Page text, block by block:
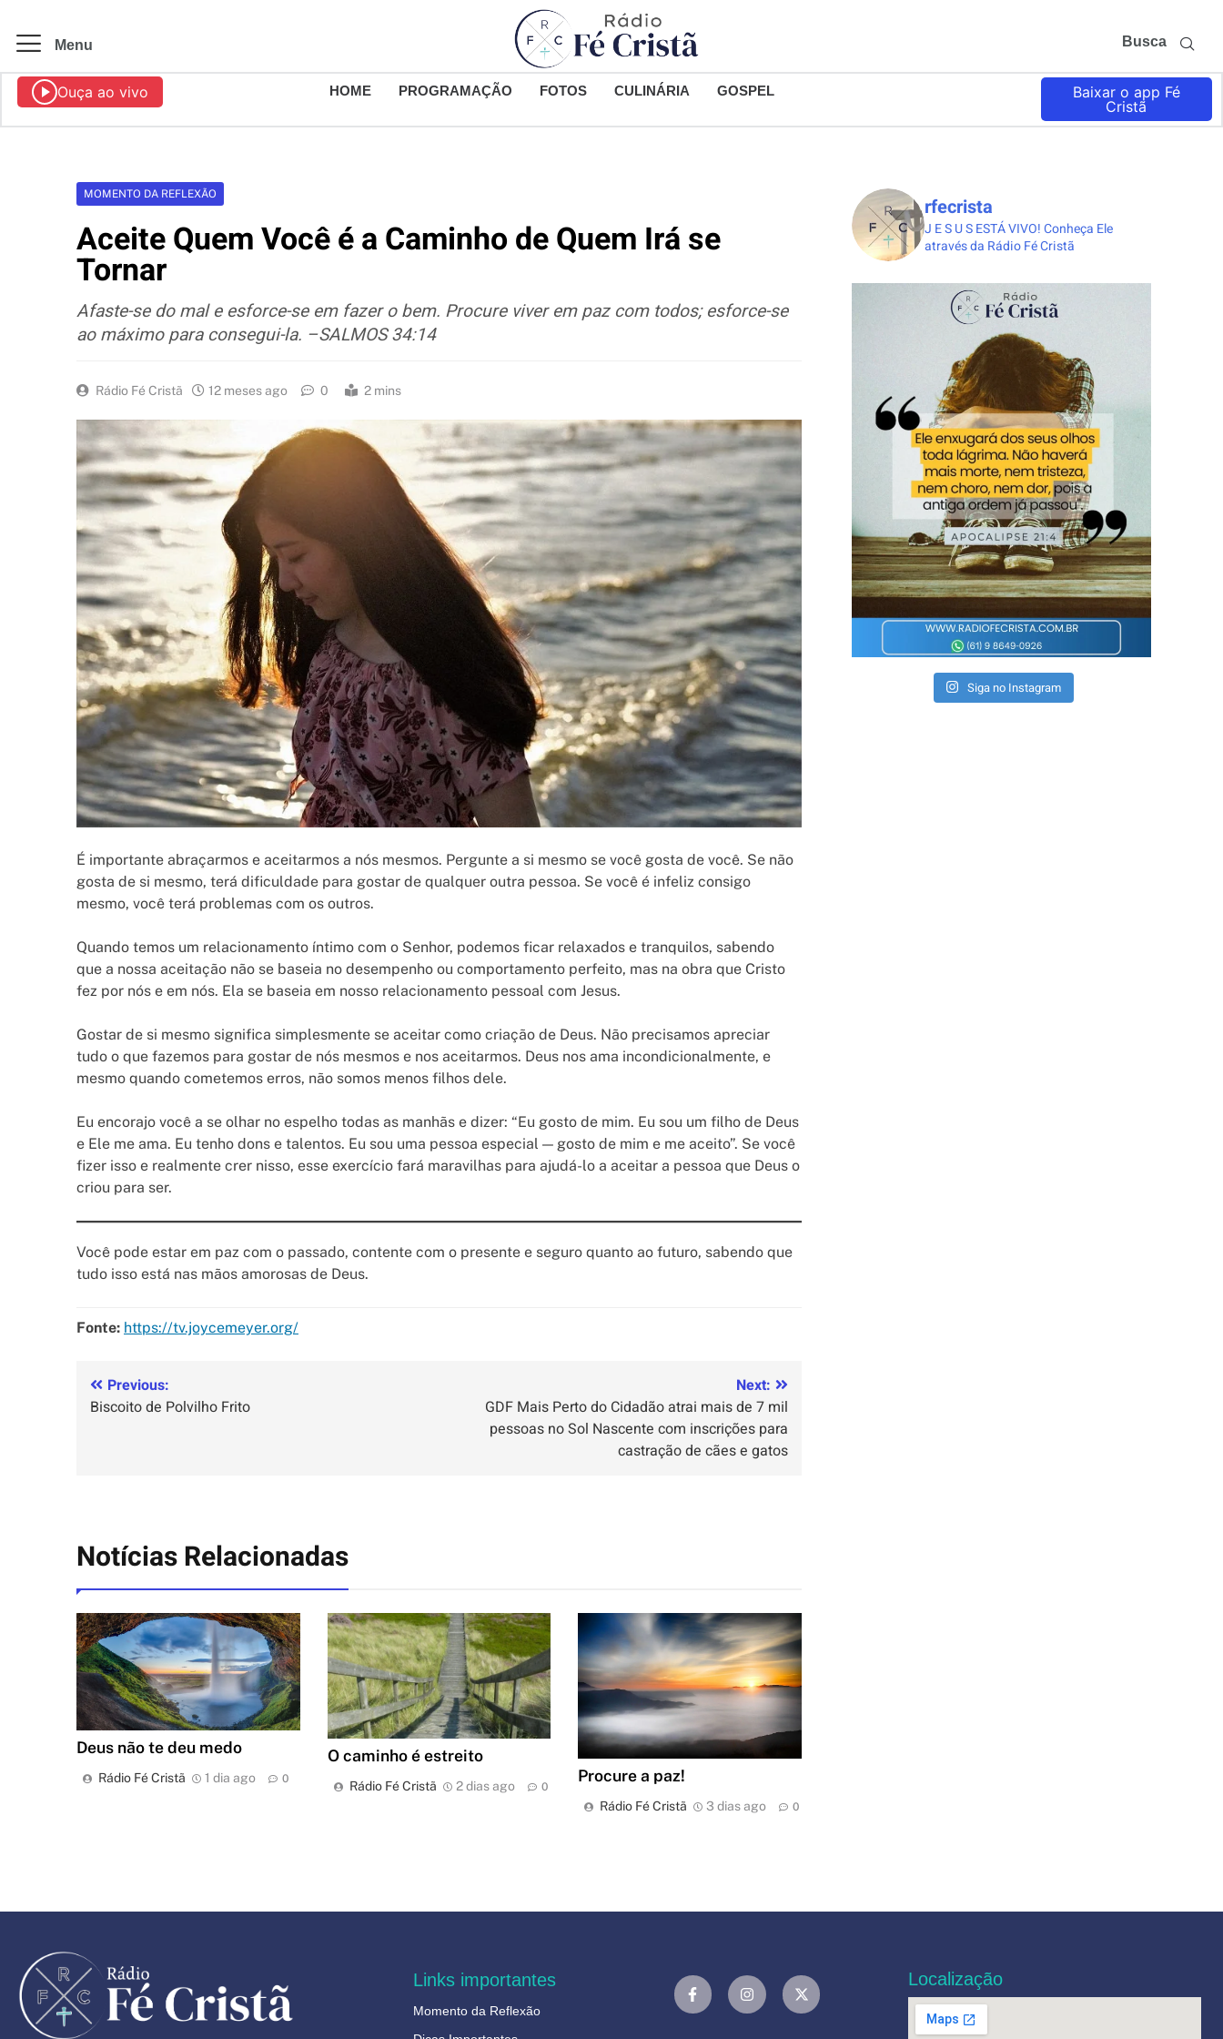
Menu Busca
Ouça ao vivo HOME PROGRAMAÇÃO FOTOS CULINÁRIA GOSPEL
Baixar o app Fé
Cristã
MOMENTO DA REFLEXÃO
Aceite Quem Você é a Caminho de Quem Irá se
Tornar
Afaste-se do mal e esforce-se em fazer o bem. Procure viver em paz com todos; esforce-se
ao máximo para consegui-la. –SALMOS 34:14
Rádio Fé Cristã 12 meses ago 0 2 mins
É importante abraçarmos e aceitarmos a nós mesmos. Pergunte a si mesmo se você gosta de você. Se não
gosta de si mesmo, terá dificuldade para gostar de qualquer outra pessoa. Se você é infeliz consigo
mesmo, você terá problemas com os outros.
Quando temos um relacionamento íntimo com o Senhor, podemos ficar relaxados e tranquilos, sabendo
que a nossa aceitação não se baseia no desempenho ou comportamento perfeito, mas na obra que Cristo
fez por nós e em nós. Ela se baseia em nosso relacionamento pessoal com Jesus.
Gostar de si mesmo significa simplesmente se aceitar como criação de Deus. Não precisamos apreciar
tudo o que fazemos para gostar de nós mesmos e nos aceitarmos. Deus nos ama incondicionalmente, e
mesmo quando cometemos erros, não somos menos filhos dele.
Eu encorajo você a se olhar no espelho todas as manhãs e dizer: “Eu gosto de mim. Eu sou um filho de Deus
e Ele me ama. Eu tenho dons e talentos. Eu sou uma pessoa especial — gosto de mim e me aceito”. Se você
fizer isso e realmente crer nisso, esse exercício fará maravilhas para ajudá-lo a aceitar a pessoa que Deus o
criou para ser.
Você pode estar em paz com o passado, contente com o presente e seguro quanto ao futuro, sabendo que
tudo isso está nas mãos amorosas de Deus.
Fonte: https://tv.joycemeyer.org/
Previous:
Biscoito de Polvilho Frito
Next:
GDF Mais Perto do Cidadão atrai mais de 7 mil
pessoas no Sol Nascente com inscrições para
castração de cães e gatos
Notícias Relacionadas
Deus não te deu medo
Rádio Fé Cristã 1 dia ago 0
O caminho é estreito
Rádio Fé Cristã 2 dias ago 0
Procure a paz!
Rádio Fé Cristã 3 dias ago 0
rfecrista
J E S U S ESTÁ VIVO!Conheça Ele
através da Rádio Fé Cristã
Siga no Instagram
Links importantes
Momento da Reflexão
Localização